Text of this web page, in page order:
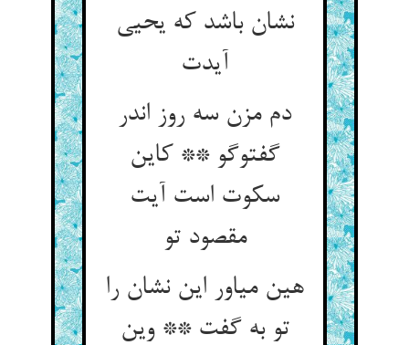
نشان باشد که یحیی
آیدت‏
دم مزن سه روز اندر
گفت‏وگو ** کاین
سکوت است آیت
مقصود تو
هین میاور این نشان را
تو به گفت ** وین